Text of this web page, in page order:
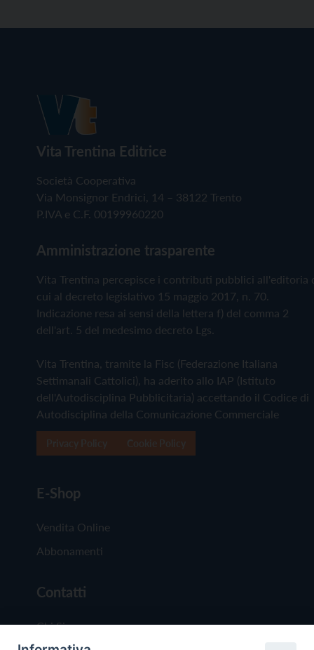
Vita Trentina Editrice
Società Cooperativa
Via Monsignor Endrici, 14 – 38122 Trento
P.IVA e C.F. 00199960220
Amministrazione trasparente
Vita Trentina percepisce i contributi pubblici all'editoria
cui al decreto legislativo 15 maggio 2017, n. 70.
Indicazione resa ai sensi della lettera f) del comma 2
dell'art. 5 del medesimo decreto Lgs.
Vita Trentina, tramite la Fisc (Federazione Italiana
Settimanali Cattolici), ha aderito allo IAP (Istituto
dell'Autodisciplina Pubblicitaria) accettando il Codice di
Autodisciplina della Comunicazione Commerciale
E-Shop
Vendita Online
Abbonamenti
Contatti
Chi Siamo